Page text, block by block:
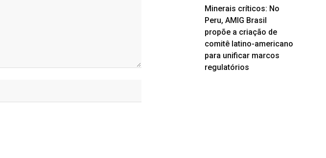
Minerais críticos: No
Peru, AMIG Brasil
propõe a criação de
comitê latino-americano
para unificar marcos
regulatórios